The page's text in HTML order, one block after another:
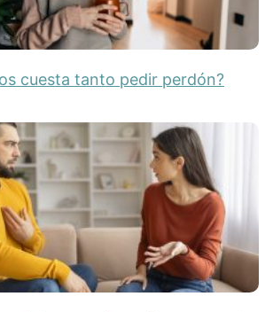
cuesta tanto pedir perdón?